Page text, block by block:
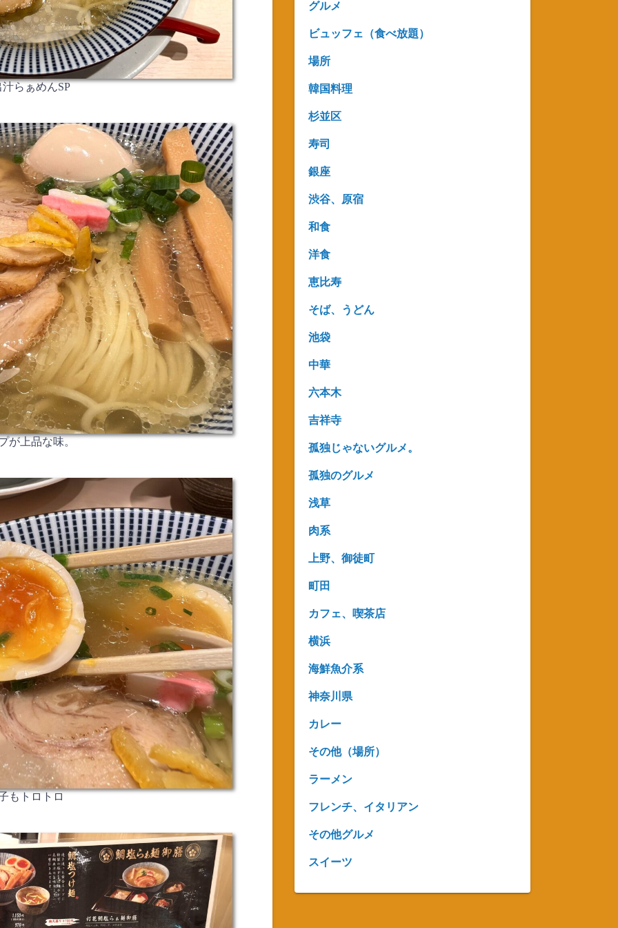
汁らぁめんSP
が上品な味。
もトロトロ
グルメ
ビュッフェ（食べ放題）
場所
韓国料理
杉並区
寿司
銀座
渋谷、原宿
和食
洋食
恵比寿
そば、うどん
池袋
中華
六本木
吉祥寺
孤独じゃないグルメ。
孤独のグルメ
浅草
肉系
上野、御徒町
町田
カフェ、喫茶店
横浜
海鮮魚介系
神奈川県
カレー
その他（場所）
ラーメン
フレンチ、イタリアン
その他グルメ
スイーツ